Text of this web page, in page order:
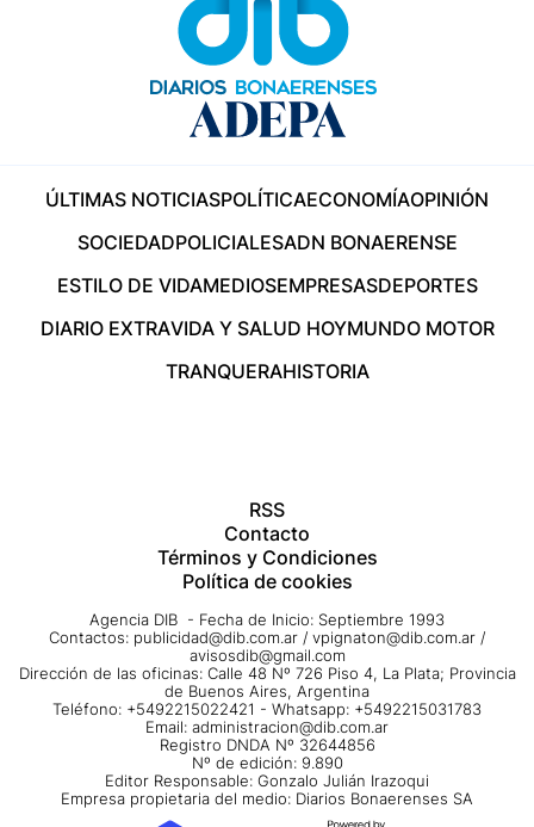
ÚLTIMAS NOTICIASPOLÍTICAECONOMÍAOPINIÓN
SOCIEDADPOLICIALESADN BONAERENSE
ESTILO DE VIDAMEDIOSEMPRESASDEPORTES
DIARIO EXTRAVIDA Y SALUD HOYMUNDO MOTOR
TRANQUERAHISTORIA
RSS
Contacto
Términos y Condiciones
Política de cookies
Agencia DIB - Fecha de Inicio: Septiembre 1993
Contactos: publicidad@dib.com.ar / vpignaton@dib.com.ar /
avisosdib@gmail.com
Dirección de las oficinas: Calle 48 Nº 726 Piso 4, La Plata; Provincia
de Buenos Aires, Argentina
Teléfono: +5492215022421 - Whatsapp: +5492215031783
Email: administracion@dib.com.ar
Registro DNDA Nº 32644856
Nº de edición: 9.890
Editor Responsable: Gonzalo Julián Irazoqui
Empresa propietaria del medio: Diarios Bonaerenses SA